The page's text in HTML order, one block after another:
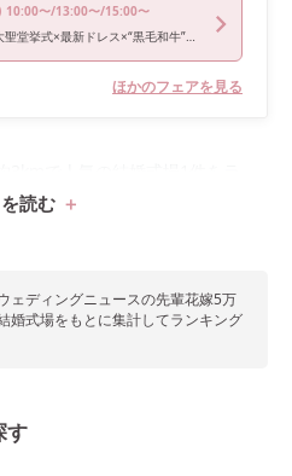
10:00〜/13:00〜/15:00〜
【土日SP*ALL体験】大聖堂挙式×最新ドレス×“黒毛和牛”試食
ほかのフェアを見る
読む
ェディングニュースの先輩花嫁5万
婚式場をもとに集計してランキング
す